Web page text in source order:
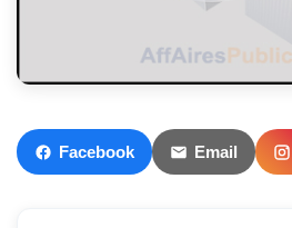
Facebook Email